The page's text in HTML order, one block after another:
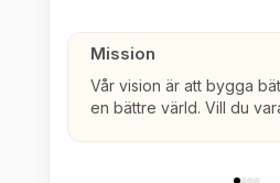
Mission
Vår vision är att bygga
en bättre värld. Vill du